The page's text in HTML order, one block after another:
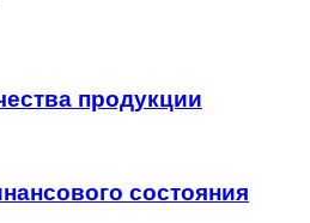
продукции
состояния